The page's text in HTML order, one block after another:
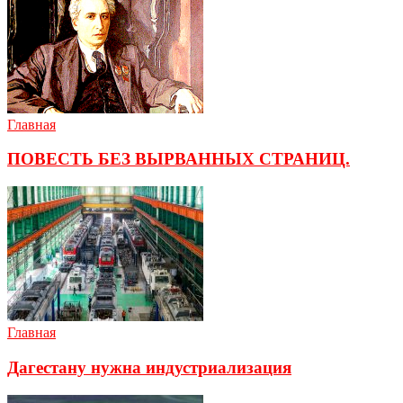
Главная
ПОВЕСТЬ БЕЗ ВЫРВАННЫХ СТРАНИЦ.
Главная
Дагестану нужна индустриализация